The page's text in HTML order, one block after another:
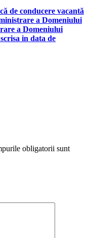
de conducere vacantă
a Domeniului
a Domeniului
in data de
obligatorii sunt